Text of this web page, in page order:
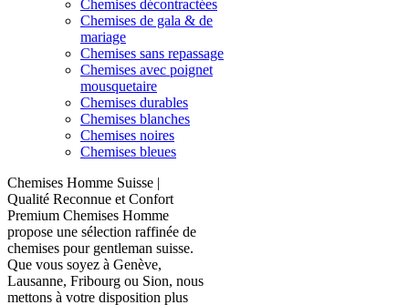
Chemises décontractées
Chemises de gala & de
mariage
Chemises sans repassage
Chemises avec poignet
mousquetaire
Chemises durables
Chemises blanches
Chemises noires
Chemises bleues
Chemises Homme Suisse |
Qualité Reconnue et Confort
Premium Chemises Homme
propose une sélection raffinée de
chemises pour gentleman suisse.
Que vous soyez à Genève,
Lausanne, Fribourg ou Sion, nous
mettons à votre disposition plus